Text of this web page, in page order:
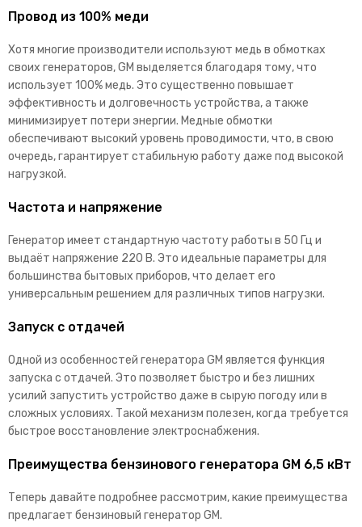
Провод из 100% меди
Хотя многие производители используют медь в обмотках
своих генераторов, GM выделяется благодаря тому, что
использует 100% медь. Это существенно повышает
эффективность и долговечность устройства, а также
минимизирует потери энергии. Медные обмотки
обеспечивают высокий уровень проводимости, что, в свою
очередь, гарантирует стабильную работу даже под высокой
нагрузкой.
Частота и напряжение
Генератор имеет стандартную частоту работы в 50 Гц и
выдаёт напряжение 220 В. Это идеальные параметры для
большинства бытовых приборов, что делает его
универсальным решением для различных типов нагрузки.
Запуск с отдачей
Одной из особенностей генератора GM является функция
запуска с отдачей. Это позволяет быстро и без лишних
усилий запустить устройство даже в сырую погоду или в
сложных условиях. Такой механизм полезен, когда требуется
быстрое восстановление электроснабжения.
Преимущества бензинового генератора GM 6,5 кВт
Теперь давайте подробнее рассмотрим, какие преимущества
предлагает бензиновый генератор GM.